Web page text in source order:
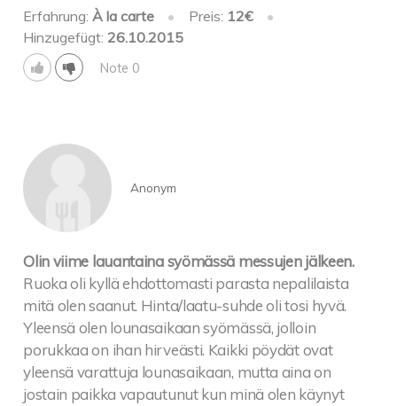
Erfahrung:À la carte • Preis: 12€
•
Hinzugefügt: 26.10.2015
Note 0
Anonym
Olin viime lauantaina syömässä messujen jälkeen.
Ruoka oli kyllä ehdottomasti parasta nepalilaista
mitä olen saanut. Hinta/laatu-suhde oli tosi hyvä.
Yleensä olen lounasaikaan syömässä, jolloin
porukkaa on ihan hirveästi. Kaikki pöydät ovat
yleensä varattuja lounasaikaan, mutta aina on
jostain paikka vapautunut kun minä olen käynyt